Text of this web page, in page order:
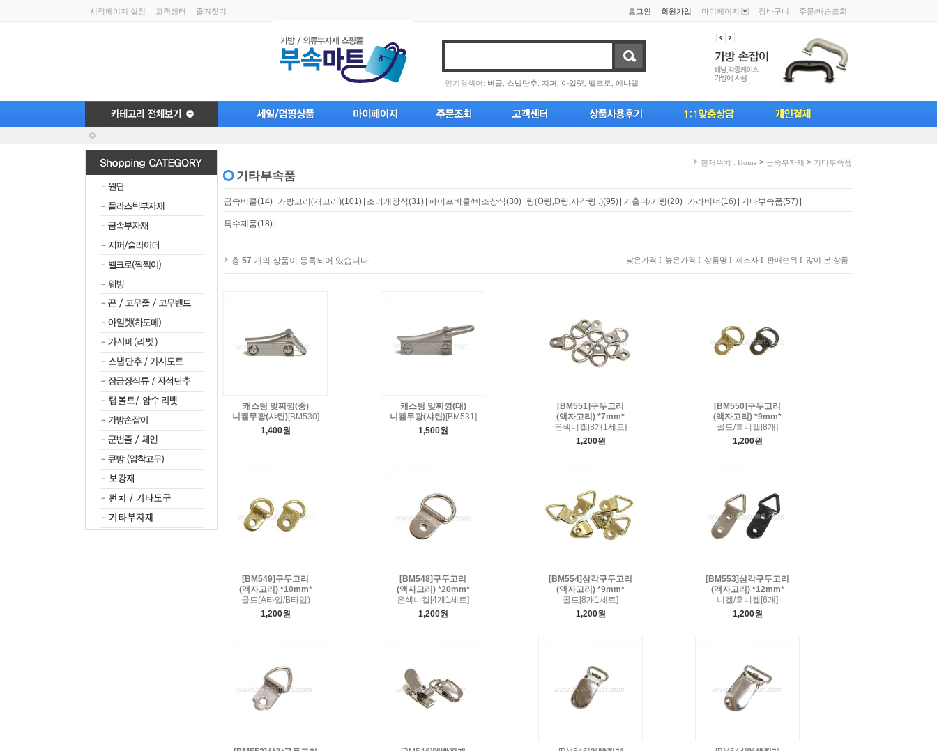
시작페이지 설정 고객센터 즐겨찾기 로그인 회원가입 마이페이지 장바구니 주문/배송조회
인기검색어: 버클, 스냅단추, 지퍼, 아일렛, 벨크로, 에나멜
현재위치 : Home > 금속부자재 > 기타부속품
기타부속품
금속버클(14) 가방고리(개고리)(101) 조리개장식(31) 파이프버클/비조장식(30) 링(O링,D링,사각링..)(95) 키홀더/키링(20) 카라비너(16) 기타부속품(57)
특수제품(18)
총 57 개의 상품이 등록되어 있습니다. 낮은가격 I 높은가격 I 상품명 I 제조사 I 판매순위 I 많이 본 상품
캐스팅 맞찌깡(중)
니켈무광(샤틴)[BM530]
1,400원
캐스팅 맞찌깡(대)
니켈무광(샤틴)[BM531]
1,500원
[BM551]구두고리
(액자고리) *7mm*
은색니켈[8개1세트]
1,200원
[BM550]구두고리
(액자고리) *9mm*
골드/흑니켈[8개]
1,200원
[BM549]구두고리
(액자고리) *10mm*
골드(A타입/B타입)
1,200원
[BM548]구두고리
(액자고리) *20mm*
은색니켈[4개1세트]
1,200원
[BM554]삼각구두고리
(액자고리) *9mm*
골드[8개1세트]
1,200원
[BM553]삼각구두고리
(액자고리) *12mm*
니켈/흑니켈[6개]
1,200원